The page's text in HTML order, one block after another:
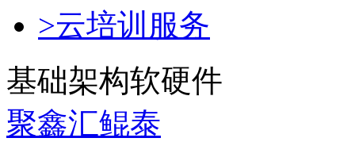
>云培训服务
基础架构软硬件
聚鑫汇鲲泰